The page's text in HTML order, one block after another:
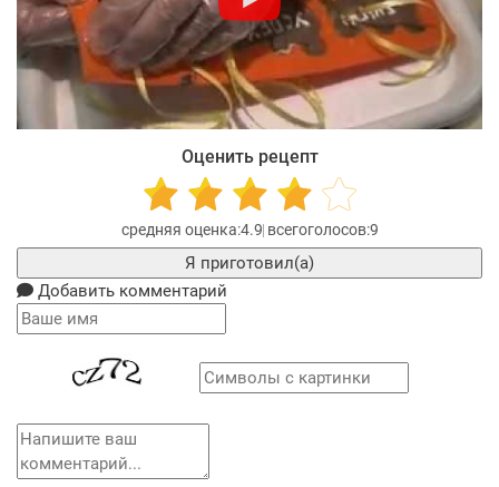
Оценить рецепт
4.9 9
Я приготовил(а)
Добавить комментарий